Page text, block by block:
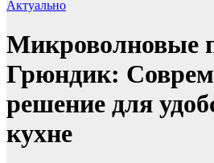
Актуально
Микроволновые
Грюндик:
решение для
кухне